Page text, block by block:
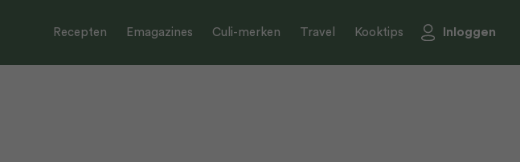
Recepten Emagazines Culi-merken Travel Kooktips Inloggen